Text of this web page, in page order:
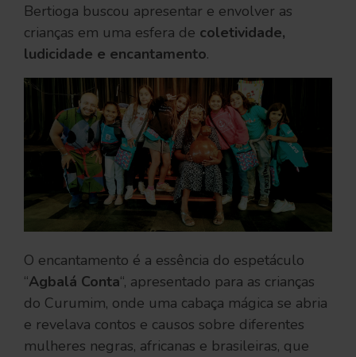
Bertioga buscou apresentar e envolver as
crianças em uma esfera de coletividade,
ludicidade e encantamento.
O encantamento é a essência do espetáculo
“Agbalá Conta“, apresentado para as crianças
do Curumim, onde uma cabaça mágica se abria
e revelava contos e causos sobre diferentes
mulheres negras, africanas e brasileiras, que